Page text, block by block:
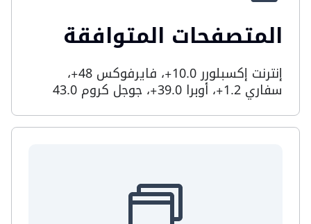
المتصفحات المتوافقة
إنترنت إكسبلورر 10.0+، فايرفوكس 48+،
سفاري 1.2+، أوبرا 39.0+، جوجل كروم 43.0